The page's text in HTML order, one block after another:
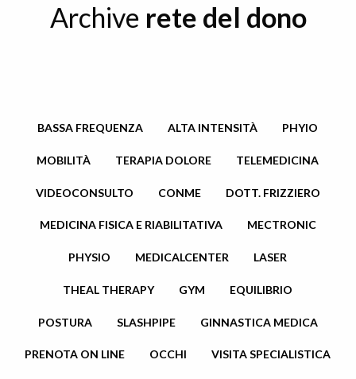
Archive rete del dono
BASSA FREQUENZA ALTA INTENSITÀ PHYIO
MOBILITÀ TERAPIA DOLORE TELEMEDICINA
VIDEOCONSULTO CONME DOTT. FRIZZIERO
MEDICINA FISICA E RIABILITATIVA MECTRONIC
PHYSIO MEDICALCENTER LASER
THEAL THERAPY GYM EQUILIBRIO
POSTURA SLASHPIPE GINNASTICA MEDICA
PRENOTA ON LINE OCCHI VISITA SPECIALISTICA